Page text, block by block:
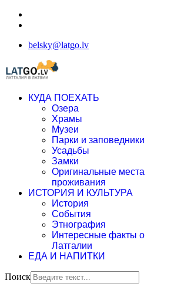
belsky@latgo.lv
КУДА ПОЕХАТЬ
Озера
Храмы
Музеи
Парки и заповедники
Усадьбы
Замки
Оригинальные места
проживания
ИСТОРИЯ И КУЛЬТУРА
История
События
Этнография
Интересные факты о
Латгалии
ЕДА И НАПИТКИ
Поиск